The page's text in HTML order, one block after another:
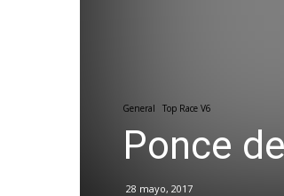
General Top Race V6
Ponce
28 mayo, 2017